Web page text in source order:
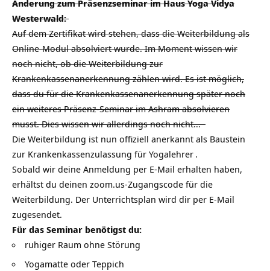
Änderung zum Präsenzseminar im Haus Yoga Vidya
Westerwald:
Auf dem Zertifikat wird stehen, dass die Weiterbildung als
Online-Modul absolviert wurde. Im Moment wissen wir
noch nicht, ob die Weiterbildung zur
Krankenkassenanerkennung zählen wird. Es ist möglich,
dass du für die Krankenkassenanerkennung später noch
ein weiteres Präsenz-Seminar im Ashram absolvieren
musst. Dies wissen wir allerdings noch nicht…
Die Weiterbildung ist nun offiziell anerkannt als Baustein
zur Krankenkassenzulassung für Yogalehrer .
Sobald wir deine Anmeldung per E-Mail erhalten haben,
erhältst du deinen zoom.us-Zugangscode für die
Weiterbildung. Der Unterrichtsplan wird dir per E-Mail
zugesendet.
Für das Seminar benötigst du:
ruhiger Raum ohne Störung
Yogamatte oder Teppich